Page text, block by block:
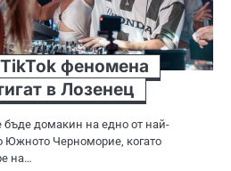
феномена
в Лозенец
домакин на едно от най-
Южното Черноморие, когато
на…